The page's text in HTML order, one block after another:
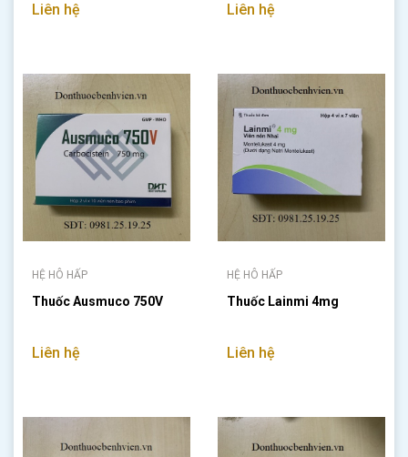
Liên hệ Liên hệ
HỆ HÔ HẤP
Thuốc Ausmuco 750V
Liên hệ
HỆ HÔ HẤP
Thuốc Lainmi 4mg
Liên hệ